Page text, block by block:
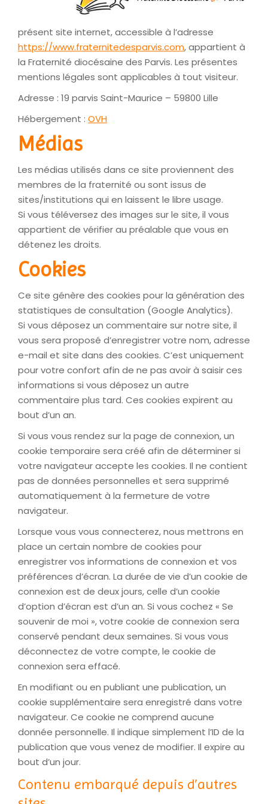
présent site internet, accessible à l’adresse
https://www.fraternitedesparvis.com, appartient à
la Fraternité diocésaine des Parvis. Les présentes
mentions légales sont applicables à tout visiteur.
Adresse : 19 parvis Saint-Maurice – 59800 Lille
Hébergement : OVH
Médias
Les médias utilisés dans ce site proviennent des
membres de la fraternité ou sont issus de
sites/institutions qui en laissent le libre usage.
Si vous téléversez des images sur le site, il vous
appartient de vérifier au préalable que vous en
détenez les droits.
Cookies
Ce site génère des cookies pour la génération des
statistiques de consultation (Google Analytics).
Si vous déposez un commentaire sur notre site, il
vous sera proposé d’enregistrer votre nom, adresse
e-mail et site dans des cookies. C’est uniquement
pour votre confort afin de ne pas avoir à saisir ces
informations si vous déposez un autre
commentaire plus tard. Ces cookies expirent au
bout d’un an.
Si vous vous rendez sur la page de connexion, un
cookie temporaire sera créé afin de déterminer si
votre navigateur accepte les cookies. Il ne contient
pas de données personnelles et sera supprimé
automatiquement à la fermeture de votre
navigateur.
Lorsque vous vous connecterez, nous mettrons en
place un certain nombre de cookies pour
enregistrer vos informations de connexion et vos
préférences d’écran. La durée de vie d’un cookie de
connexion est de deux jours, celle d’un cookie
d’option d’écran est d’un an. Si vous cochez « Se
souvenir de moi », votre cookie de connexion sera
conservé pendant deux semaines. Si vous vous
déconnectez de votre compte, le cookie de
connexion sera effacé.
En modifiant ou en publiant une publication, un
cookie supplémentaire sera enregistré dans votre
navigateur. Ce cookie ne comprend aucune
donnée personnelle. Il indique simplement l’ID de la
publication que vous venez de modifier. Il expire au
bout d’un jour.
Contenu embarqué depuis d’autres